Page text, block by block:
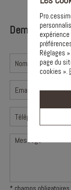
Demande de
* champs obligatoires
Réglages
page du
cookies ».